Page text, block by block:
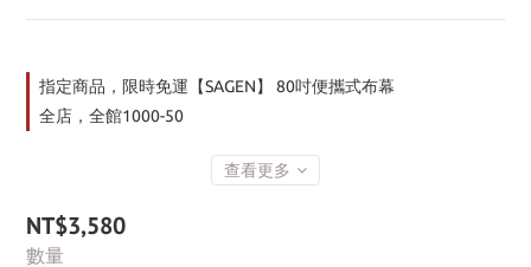
指定商品，限時免運【SAGEN】 80吋便攜式布幕
全店，全館1000-50
查看更多
NT$3,580
數量